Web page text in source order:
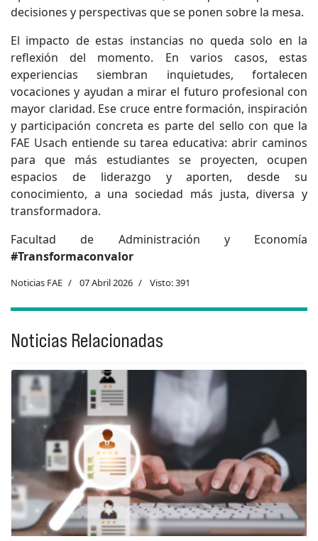
decisiones y perspectivas que se ponen sobre la mesa.
El impacto de estas instancias no queda solo en la
reflexión del momento. En varios casos, estas
experiencias siembran inquietudes, fortalecen
vocaciones y ayudan a mirar el futuro profesional con
mayor claridad. Ese cruce entre formación, inspiración
y participación concreta es parte del sello con que la
FAE Usach entiende su tarea educativa: abrir caminos
para que más estudiantes se proyecten, ocupen
espacios de liderazgo y aporten, desde su
conocimiento, a una sociedad más justa, diversa y
transformadora.
Facultad de Administración y Economía
#Transformaconvalor
Noticias FAE 07 Abril 2026 Visto: 391
Noticias Relacionadas